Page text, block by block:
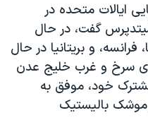
ایالات متحده در
گفت، در حال
و بریتانیا در حال
سرخ و غرب خلیج عدن
خود، موفق به
و چهار موشک بالیستیک